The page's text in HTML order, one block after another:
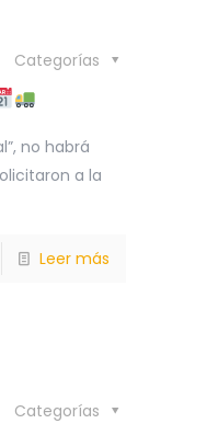
Categorías
no habrá
a la
Leer más
Categorías